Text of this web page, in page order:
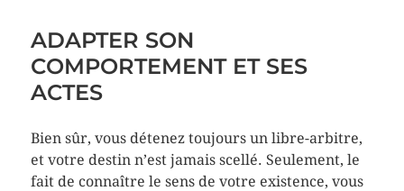
ADAPTER SON
COMPORTEMENT ET SES
ACTES
Bien sûr, vous détenez toujours un libre-arbitre,
et votre destin n’est jamais scellé. Seulement, le
fait de connaître le sens de votre existence, vous